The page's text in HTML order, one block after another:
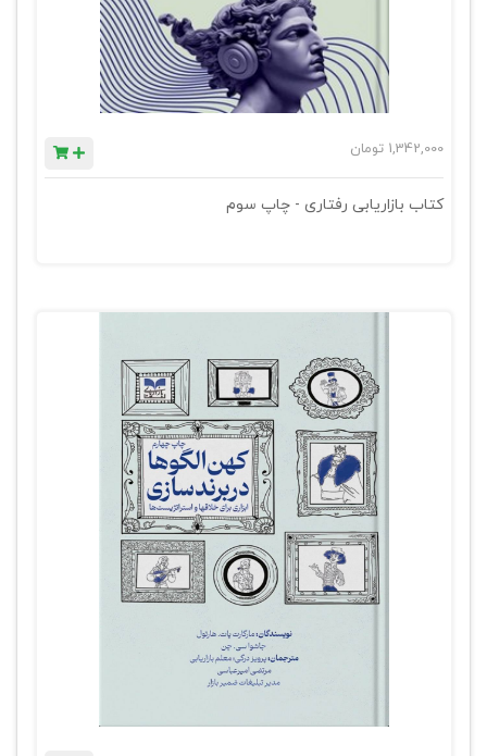
1,342,000 تومان
کتاب بازاریابی رفتاری - چاپ سوم